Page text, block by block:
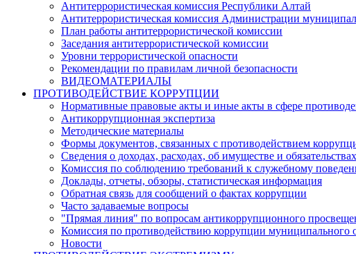
Антитеррористическая комиссия Республики Алтай
Антитеррористическая комиссия Администрации
План работы антитеррористической комиссии
Заседания антитеррористической комиссии
Уровни террористической опасности
Рекомендации по правилам личной безопасности
ВИДЕОМАТЕРИАЛЫ
ПРОТИВОДЕЙСТВИЕ КОРРУПЦИИ
Нормативные правовые акты и иные акты в сфере
Антикоррупционная экспертиза
Методические материалы
Формы документов, связанных с противодействием
Сведения о доходах, расходах, об имуществе и
Комиссия по соблюдению требований к служебному
Доклады, отчеты, обзоры, статистическая информация
Обратная связь для сообщений о фактах коррупции
Часто задаваемые вопросы
"Прямая линия" по вопросам антикоррупционного
Комиссия по противодействию коррупции муниципального
Новости